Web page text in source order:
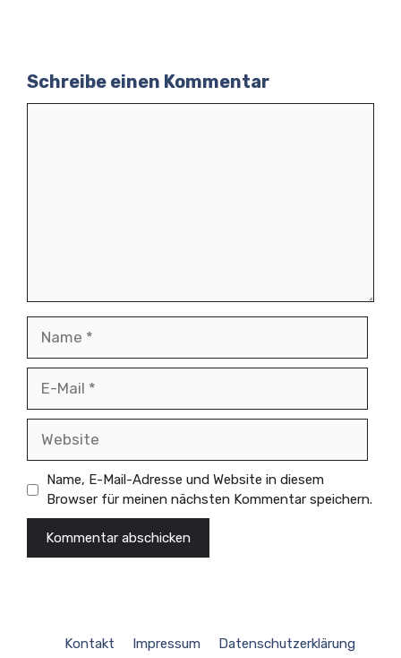
Schreibe einen Kommentar
Mail
Name, E-Mail-Adresse und Website in diesem
Browser für meinen nächsten Kommentar speichern.
Kontakt Impressum
Datenschutzerklärung